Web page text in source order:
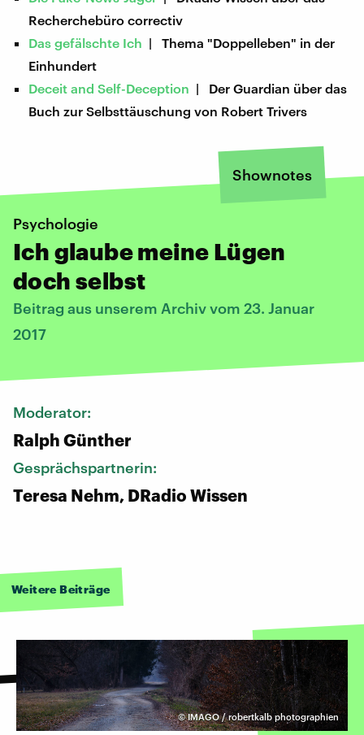
Recherchebüro correctiv
Das gefälschte Ich | Thema "Doppelleben" in der
Einhundert
Deceit and Self-Deception | Der Guardian über das
Buch zur Selbsttäuschung von Robert Trivers
Shownotes
Psychologie
Ich glaube meine Lügen
doch selbst
Beitrag aus unserem Archiv vom 23. Januar
2017
Moderator:
Ralph Günther
Gesprächspartnerin:
Teresa Nehm, DRadio Wissen
Weitere Beiträge
©IMAGO / robertkalb photographien